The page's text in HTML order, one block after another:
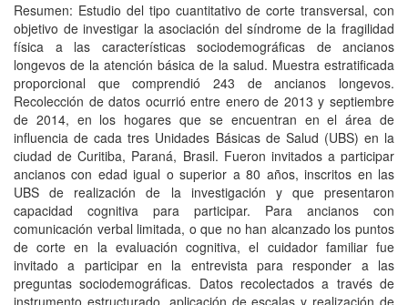
Resumen: Estudio del tipo cuantitativo de corte transversal, con
objetivo de investigar la asociación del síndrome de la fragilidad
física a las características sociodemográficas de ancianos
longevos de la atención básica de la salud. Muestra estratificada
proporcional que comprendió 243 de ancianos longevos.
Recolección de datos ocurrió entre enero de 2013 y septiembre
de 2014, en los hogares que se encuentran en el área de
influencia de cada tres Unidades Básicas de Salud (UBS) en la
ciudad de Curitiba, Paraná, Brasil. Fueron invitados a participar
ancianos con edad igual o superior a 80 años, inscritos en las
UBS de realización de la investigación y que presentaron
capacidad cognitiva para participar. Para ancianos con
comunicación verbal limitada, o que no han alcanzado los puntos
de corte en la evaluación cognitiva, el cuidador familiar fue
invitado a participar en la entrevista para responder a las
preguntas sociodemográficas. Datos recolectados a través de
instrumento estructurado, aplicación de escalas y realización de